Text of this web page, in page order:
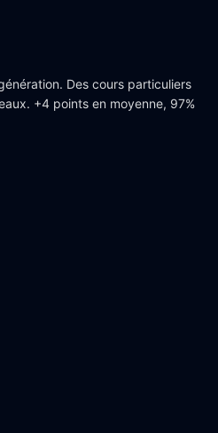
Des cours particuliers
+4 points en moyenne, 97%